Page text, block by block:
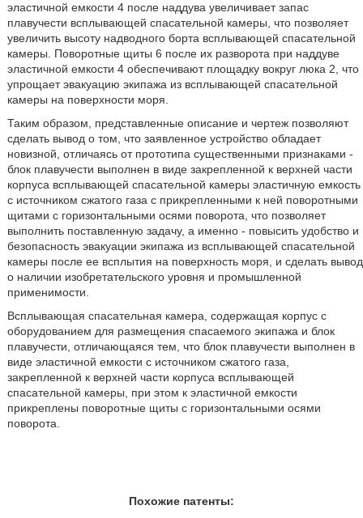
эластичной емкости 4 после наддува увеличивает запас
плавучести всплывающей спасательной камеры, что позволяет
увеличить высоту надводного борта всплывающей спасательной
камеры. Поворотные щиты 6 после их разворота при наддуве
эластичной емкости 4 обеспечивают площадку вокруг люка 2, что
упрощает эвакуацию экипажа из всплывающей спасательной
камеры на поверхности моря.
Таким образом, представленные описание и чертеж позволяют
сделать вывод о том, что заявленное устройство обладает
новизной, отличаясь от прототипа существенными признаками -
блок плавучести выполнен в виде закрепленной к верхней части
корпуса всплывающей спасательной камеры эластичную емкость
с источником сжатого газа с прикрепленными к ней поворотными
щитами с горизонтальными осями поворота, что позволяет
выполнить поставленную задачу, а именно - повысить удобство и
безопасность эвакуации экипажа из всплывающей спасательной
камеры после ее всплытия на поверхность моря, и сделать вывод
о наличии изобретательского уровня и промышленной
применимости.
Всплывающая спасательная камера, содержащая корпус с
оборудованием для размещения спасаемого экипажа и блок
плавучести, отличающаяся тем, что блок плавучести выполнен в
виде эластичной емкости с источником сжатого газа,
закрепленной к верхней части корпуса всплывающей
спасательной камеры, при этом к эластичной емкости
прикреплены поворотные щиты с горизонтальными осями
поворота.
Похожие патенты: